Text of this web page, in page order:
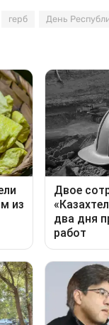
герб День